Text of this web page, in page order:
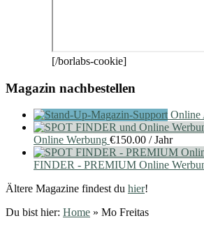
[/borlabs-cookie]
Magazin nachbestellen
Online
Online Werbung €150.00 / Jahr
FINDER - PREMIUM Online
Ältere Magazine findest du hier!
Du bist hier: Home » Mo Freitas